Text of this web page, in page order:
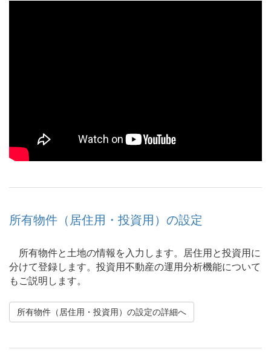
所有物件（居住用・投資用）の設定
所有物件と土地の情報を入力します。居住用と投資用に
分けて登録します。投資用不動産の運用分析機能について
もご説明します。
所有物件（居住用・投資用）の設定の詳細へ